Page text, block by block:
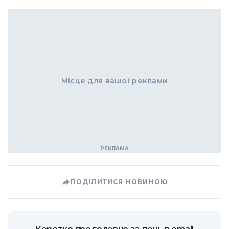
Місце для вашої реклами
ПОДІЛИТИСЯ НОВИНОЮ